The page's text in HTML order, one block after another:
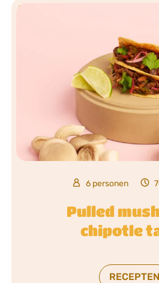
6 personen
Pulled
chipotle
RECEPTEN